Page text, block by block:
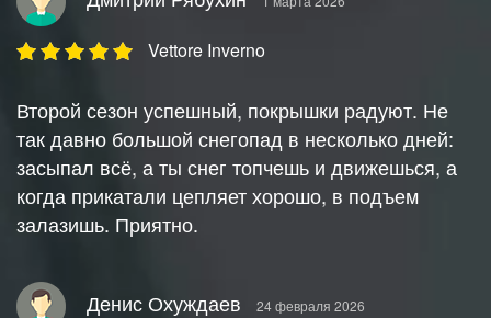
Vettore Inverno
Второй сезон успешный, покрышки радуют. Не
так давно большой снегопад в несколько дней:
засыпал всё, а ты снег топчешь и движешься, а
когда прикатали цепляет хорошо, в подъем
залазишь. Приятно.
Денис Охуждаев 24 февраля 2026